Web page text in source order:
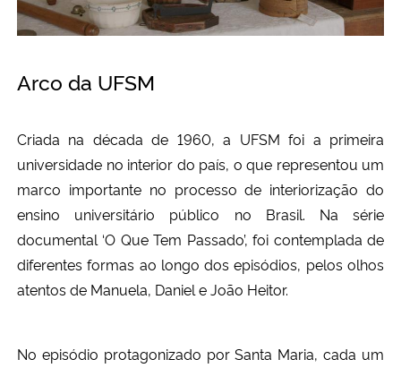
Arco da UFSM
Criada na década de 1960, a UFSM foi a primeira
universidade no interior do país, o que representou um
marco importante no processo de interiorização do
ensino universitário público no Brasil. Na série
documental ‘O Que Tem Passado’, foi contemplada de
diferentes formas ao longo dos episódios, pelos olhos
atentos de Manuela, Daniel e João Heitor.
No episódio protagonizado por Santa Maria, cada um